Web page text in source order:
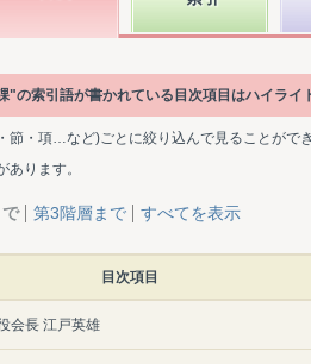
"の索引語が書かれている目次項目はハイライ
節・項…など)ごとに絞り込んで見ることがで
ります。
第3階層まで すべてを表示
目次項目
会長 江戸英雄